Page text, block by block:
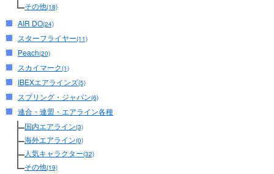
その他(18)
AIR DO(24)
スターフライヤー(11)
Peach(20)
スカイマーク(1)
IBEXエアラインズ(5)
スプリング・ジャパン(6)
連合・連盟・エアライン各種
国内エアライン(3)
海外エアライン(0)
人気キャラクター(32)
その他(19)